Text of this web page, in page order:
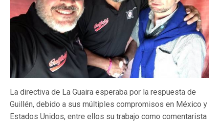
La directiva de La Guaira esperaba por la respuesta de
Guillén, debido a sus múltiples compromisos en México y
Estados Unidos, entre ellos su trabajo como comentarista